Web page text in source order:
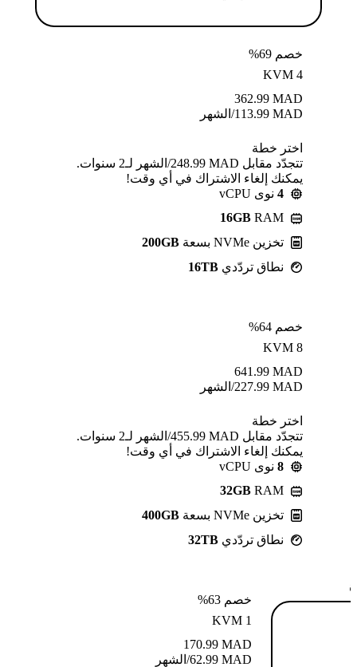
خصم 69%
KVM 4
MAD
362.99
MAD
113.99/الشهر
اختر خطة
تتجدّد مقابل MAD ⁦248.99⁩/الشهر لـ2 سنوات.
يمكنك إلغاء الاشتراك في أي وقت!
4 نوى vCPU
16GB RAM
تخزين NVMe بسعة
200GB
نطاق تردّدي 16TB
خصم 64%
KVM 8
MAD
641.99
MAD
227.99/الشهر
اختر خطة
تتجدّد مقابل MAD ⁦455.99⁩/الشهر لـ2 سنوات.
يمكنك إلغاء الاشتراك في أي وقت!
8 نوى vCPU
32GB RAM
تخزين NVMe بسعة
400GB
نطاق تردّدي 32TB
خصم 63%
KVM 1
MAD
170.99
MAD
62.99/الشهر